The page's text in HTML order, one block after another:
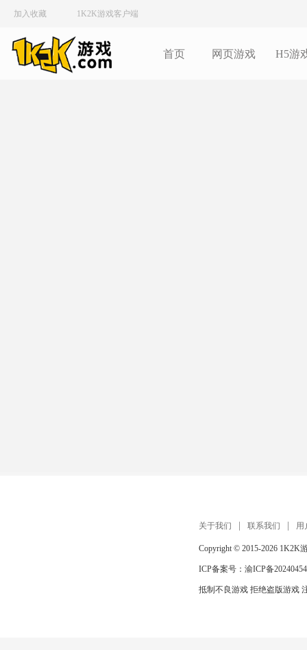
加入收藏 1K2K游戏客户端
首页 网页游戏 H5游
关于我们 联系我们 用
Copyright © 2015-2026 1K2K
ICP备案号： 渝ICP备
抵制不良游戏 拒绝盗版游戏